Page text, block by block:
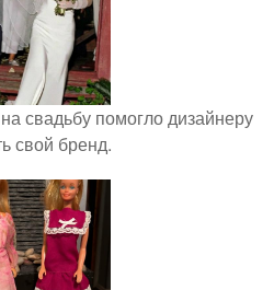
свадьбу помогло дизайнеру
свой бренд.